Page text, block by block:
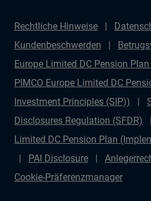
Rechtliche Hinweise
Kundenbeschwerden
Europe Limited DC Pension
PIMCO Europe Limited DC
Investment Principles (SIP))
Disclosures Regulation (SFDR)
Limited DC Pension Plan
PAI Disclosure
Cookie-Präferenzmanager